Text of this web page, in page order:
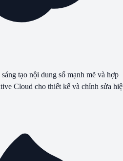
tạo nội dung số mạnh mẽ và hợp
Cloud cho thiết kế và chỉnh sửa